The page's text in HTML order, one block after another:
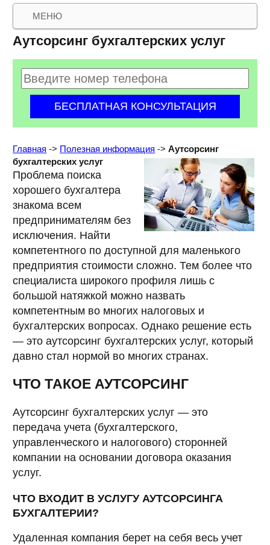
МЕНЮ
Аутсорсинг бухгалтерских услуг
Главная -> Полезная информация ->Аутсорсинг
бухгалтерских услуг
Проблема поиска
хорошего бухгалтера
знакома всем
предпринимателям без
исключения. Найти
компетентного по доступной для маленького
предприятия стоимости сложно. Тем более что
специалиста широкого профиля лишь с
большой натяжкой можно назвать
компетентным во многих налоговых и
бухгалтерских вопросах. Однако решение есть
— это аутсорсинг бухгалтерских услуг, который
давно стал нормой во многих странах.
ЧТО ТАКОЕ АУТСОРСИНГ
Аутсорсинг бухгалтерских услуг — это
передача учета (бухгалтерского,
управленческого и налогового) сторонней
компании на основании договора оказания
услуг.
ЧТО ВХОДИТ В УСЛУГУ АУТСОРСИНГА
БУХГАЛТЕРИИ?
Удаленная компания берет на себя весь учет